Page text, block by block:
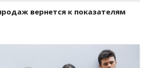
вернется к показателям